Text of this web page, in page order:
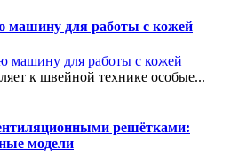
машину для работы с кожей
к швейной технике особые...
решётками:
модели